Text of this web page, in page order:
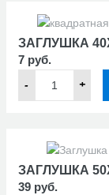
ЗАГЛУШКА
7 руб.
- +
ЗАГЛУШКА
39 руб.